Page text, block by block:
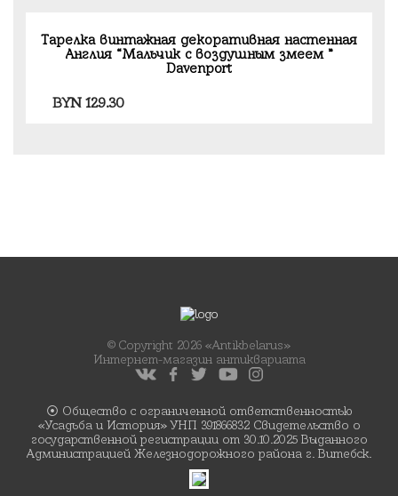
Тарелка винтажная декоративная настенная
Англия “Мальчик с воздушным змеем ”
Davenport
BYN129.30
© Copyright 2026 «Antikbelarus»
Интернет-магазин антиквариата
⦿ Общество с ограниченной ответственностью
«Усадьба и История» УНП 391866832 Свидетельство о
государственной регистрации от 30.10.2025 Выданного
Администрацией Железнодорожного района г. Витебск.